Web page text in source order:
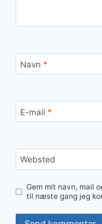
Navn *
E-mail *
Websted
Gem mit navn, mail
til næste gang jeg